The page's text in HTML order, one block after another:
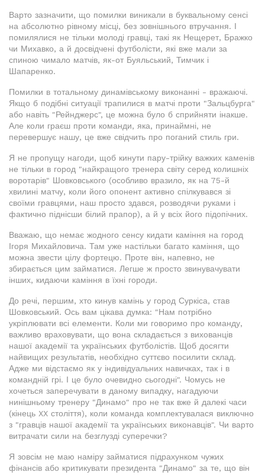
Варто зазначити, що помилки виникали в буквальному сенсі
на абсолютно рівному місці, без зовнішнього втручання. І
помилялися не тільки молоді гравці, такі як Нещерет, Бражко
чи Михавко, а й досвідчені футболісти, які вже мали за
спиною чимало матчів, як-от Буяльський, Тимчик і
Шапаренко.
Помилки в тотальному динамівському виконанні - вражаючі.
Якщо б подібні ситуації трапилися в матчі проти "Зальцбурга"
або навіть "Рейнджерс", це можна було б сприйняти інакше.
Але коли граєш проти команди, яка, принаймні, не
перевершує нашу, це вже свідчить про поганий стиль гри.
Я не пропущу нагоди, щоб кинути пару-трійку важких каменів
не тільки в город "найкращого тренера світу серед колишніх
воротарів" Шовковського (особливо вразило, як на 75-й
хвилині матчу, коли його опонент активно спілкувався зі
своїми гравцями, наш просто здався, розводячи руками і
фактично піднісши білий прапор), а й у всіх його підопічних.
Вважаю, що немає жодного сенсу кидати каміння на город
Ігоря Михайловича. Там уже настільки багато каміння, що
можна звести цілу фортецю. Проте він, напевно, не
збирається цим займатися. Легше ж просто звинувачувати
інших, кидаючи каміння в їхні городи.
До речі, першим, хто кинув камінь у город Суркіса, став
Шовковський. Ось вам цікава думка: "Нам потрібно
укріплювати всі елементи. Коли ми говоримо про команду,
важливо враховувати, що вона складається з вихованців
нашої академії та українських футболістів. Щоб досягти
найвищих результатів, необхідно суттєво посилити склад.
Адже ми відстаємо як у індивідуальних навичках, так і в
командній грі. І це було очевидно сьогодні". Чомусь не
хочеться заперечувати в даному випадку, нагадуючи
нинішньому тренеру "Динамо" про не так вже й далекі часи
(кінець XX століття), коли команда комплектувалася виключно
з "гравців нашої академії та українських виконавців". Чи варто
витрачати сили на безглузді суперечки?
Я зовсім не маю наміру займатися підрахунком чужих
фінансів або критикувати президента "Динамо" за те, що він